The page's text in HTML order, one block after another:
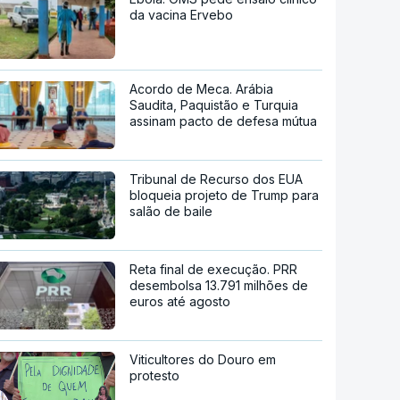
da vacina Ervebo
Acordo de Meca. Arábia
Saudita, Paquistão e Turquia
assinam pacto de defesa mútua
Tribunal de Recurso dos EUA
bloqueia projeto de Trump para
salão de baile
Reta final de execução. PRR
desembolsa 13.791 milhões de
euros até agosto
Viticultores do Douro em
protesto